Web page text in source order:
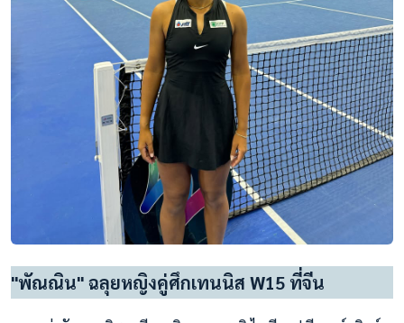
"พัณณิน" ฉลุยหญิงคู่ศึกเทนนิส W15 ที่จีน